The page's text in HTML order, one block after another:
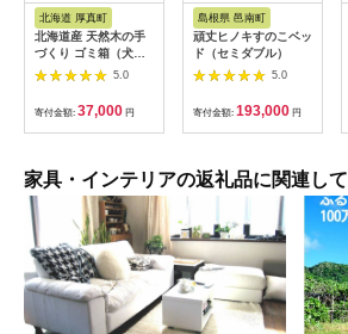
ス
北海道 厚真町
北海道産 天然木の手
づくり ゴミ箱（犬の
肉球）《厚真町》【木
工房TANAKA】 ごみ
箱 ゴミ箱 木製 天然木
日用品 雑貨 犬 北海道
ハンドメイド インテ
37000円
5.0
寄付金額: 37,000 円
ス
島根県 邑南町
頑丈ヒノキすのこベッ
ド（セミダブル）
5.0
寄付金額: 193,000 円
家具・インテリアの返礼品に関連し